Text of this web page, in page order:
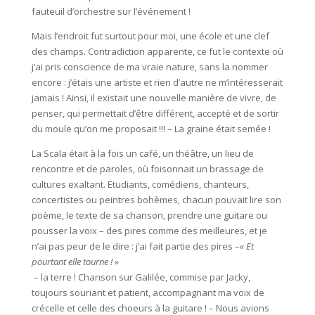
fauteuil d’orchestre sur l’événement !
Mais l’endroit fut surtout pour moi, une école et une clef
des champs. Contradiction apparente, ce fut le contexte où
j’ai pris conscience de ma vraie nature, sans la nommer
encore : j’étais une artiste et rien d’autre ne m’intéresserait
jamais ! Ainsi, il existait une nouvelle manière de vivre, de
penser, qui permettait d’être différent, accepté et de sortir
du moule qu’on me proposait !!! – La graine était semée !
La Scala était à la fois un café, un théâtre, un lieu de
rencontre et de paroles, où foisonnait un brassage de
cultures exaltant. Etudiants, comédiens, chanteurs,
concertistes ou peintres bohèmes, chacun pouvait lire son
poème, le texte de sa chanson, prendre une guitare ou
pousser la voix – des pires comme des meilleures, et je
n’ai pas peur de le dire : j’ai fait partie des pires –« Et
pourtant elle tourne ! »
– la terre ! Chanson sur Galilée, commise par Jacky,
toujours souriant et patient, accompagnant ma voix de
crécelle et celle des choeurs à la guitare ! – Nous avions